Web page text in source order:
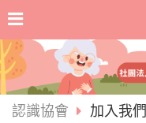
認識協會 加入我們